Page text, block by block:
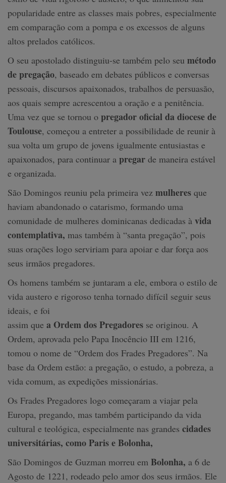
popularidade entre as classes mais pobres, especialmente
em comparação com a pompa e os excessos de alguns
altos prelados católicos.
O seu apostolado distinguiu-se também pelo seu método
de pregação, baseado em debates públicos e conversas
pessoais, discursos apaixonados, trabalhos de persuasão,
aos quais sempre acrescentou a oração e a penitência.
Uma vez que se tornou o pregador oficial da diocese de
Toulouse, começou a entreter a possibilidade de reunir à
sua volta um grupo de jovens igualmente entusiastas e
apaixonados, para continuar a pregar de maneira estável
e organizada.
São Domingos reuniu pela primeira vez mulheres que
haviam abandonado o catarismo, formando uma
comunidade de mulheres dominicanas dedicadas à vida
contemplativa, mas também à “santa pregação”, pois
suas orações logo serviriam para apoiar e dar força aos
seus irmãos pregadores.
Os homens também se juntaram a ele, embora o estilo de
vida austero e rigoroso tenha tornado difícil seguir seus
ideais, e foi
assim que a Ordem dos Pregadores se originou. A
Ordem, aprovada pelo Papa Inocêncio III em 1216,
tomou o nome de “Ordem dos Frades Pregadores”. Na
base da Ordem estão: a pregação, o estudo, a pobreza, a
vida comum, as expedições missionárias.
Os Frades Pregadores logo começaram a viajar pela
Europa, pregando, mas também participando da vida
cultural e teológica, especialmente nas grandes cidades
universitárias, como Paris e Bolonha,
São Domingos de Guzman morreu em Bolonha, a 6 de
Agosto de 1221, rodeado pelo amor dos seus irmãos. Ele